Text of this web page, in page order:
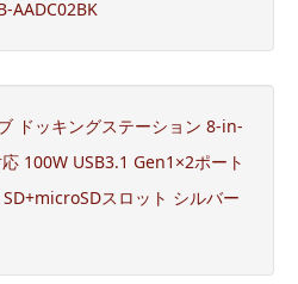
AADC02BK
ドッキングステーション 8-in-
100W USB3.1 Gen1×2ポート
スロット シルバー